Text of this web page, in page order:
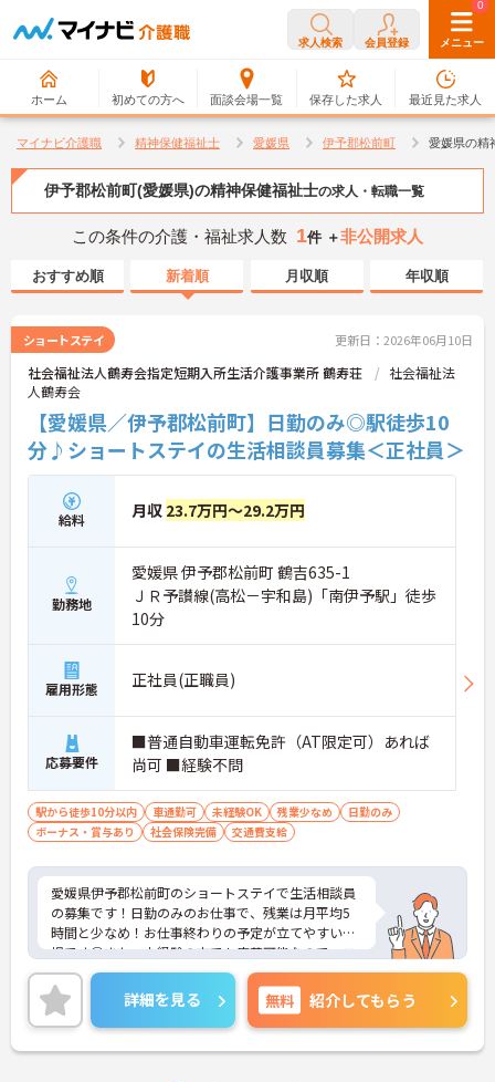
求人検索 会員登録 メニュー
ホーム 初めての方へ 面談会場一覧
0
保存した求人
0
最近見た求人
マイナビ介護職 精神保健福祉士 愛媛県 伊予郡松前町 愛媛県の精
伊予郡松前町(愛媛県)の精神保健福祉士の求人・転職一覧
この条件の介護・福祉求人数 1件 ＋非公開求人
おすすめ順 新着順 月収順 年収順
ショートステイ 更新日：2026年06月10日
社会福祉法人鶴寿会指定短期入所生活介護事業所 鶴寿荘
社会福祉法
人鶴寿会
【愛媛県／伊予郡松前町】日勤のみ◎駅徒歩10
分♪ショートステイの生活相談員募集＜正社員＞
給料 月収 23.7万円～29.2万円
勤務地
愛媛県 伊予郡松前町 鶴吉635-1
ＪＲ予讃線(高松－宇和島)「南伊予駅」徒歩
10分
雇用形態 正社員(正職員)
応募要件
■普通自動車運転免許（AT限定可）あれば
尚可 ■経験不問
駅から徒歩10分以内 車通勤可 未経験OK 残業少なめ
日勤のみ
ボーナス・賞与あり
社会保険完備 交通費支給
愛媛県伊予郡松前町のショートステイで生活相談員
の募集です！日勤のみのお仕事で、残業は月平均5
時間と少なめ！お仕事終わりの予定が立てやすい職
場です◎また、未経験の方でも応募可能なので、こ
れから介護業界に挑戦したいという方にピッタリの
職場です♪ご興味のある方は面接ポイントをお伝え
しますので、お気軽にご相談ください！
詳細を見る 無料 紹介してもらう